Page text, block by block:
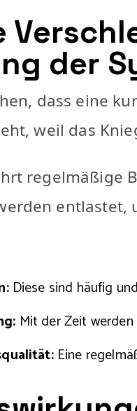
der
dass eine
weil das
regelmäßige
entlastet,
Diese sind häufig
Mit der Zeit
Eine